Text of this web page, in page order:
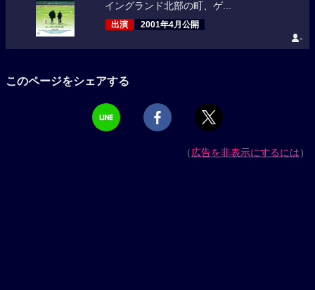
イングランド北部の町、ゲ...
出演 2001年4月公開
-
このページをシェアする
（広告を非表示にするには）